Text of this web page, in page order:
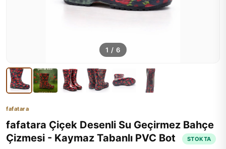
1 / 6
fafatara
fafatara Çiçek Desenli Su Geçirmez Bahçe
Çizmesi - Kaymaz Tabanlı PVC Bot
STOKTA